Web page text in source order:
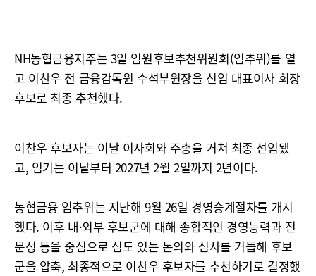
NH농협금융지주는 3일 임원후보추천위원회(임추위)를 열
고 이찬우 전 금융감독원 수석부원장을 신임 대표이사 회장
후보로 최종 추천했다.
이찬우 후보자는 이날 이사회와 주총을 거쳐 최종 선임됐
고, 임기는 이날부터 2027년 2월 2일까지 2년이다.
농협금융 임추위는 지난해 9월 26일 경영승계절차를 개시
했다. 이후 내·외부 후보군에 대해 종합적인 경영능력과 전
문성 등을 중심으로 심도 있는 논의와 심사를 거듭해 후보
군을 압축, 최종적으로 이찬우 후보자를 추천하기로 결정했